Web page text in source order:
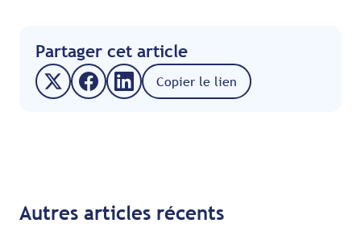
Partager cet article
Copier le lien
Autres articles récents